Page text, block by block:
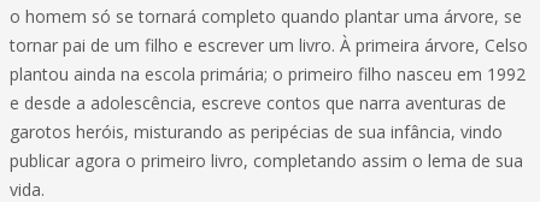
o homem só se tornará completo quando plantar uma árvore, se
tornar pai de um filho e escrever um livro. À primeira árvore, Celso
plantou ainda na escola primária; o primeiro filho nasceu em 1992
e desde a adolescência, escreve contos que narra aventuras de
garotos heróis, misturando as peripécias de sua infância, vindo
publicar agora o primeiro livro, completando assim o lema de sua
vida.